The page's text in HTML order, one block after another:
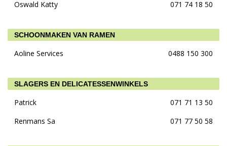
Oswald Katty
071 74 18 50
SCHOONMAKEN VAN RAMEN
Aoline Services 0488 150 300
SLAGERS EN DELICATESSENWINKELS
Patrick
071 71 13 50
Renmans Sa
071 77 50 58